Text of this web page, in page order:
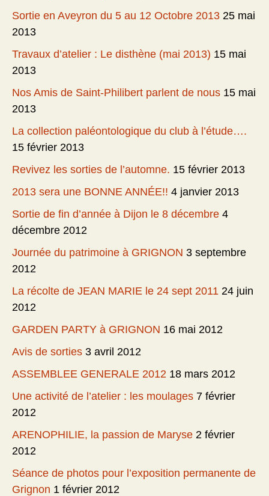
Sortie en Aveyron du 5 au 12 Octobre 2013 25 mai
2013
Travaux d’atelier : Le disthène (mai 2013) 15 mai
2013
Nos Amis de Saint-Philibert parlent de nous 15 mai
2013
La collection paléontologique du club à l’étude….
15 février 2013
Revivez les sorties de l’automne. 15 février 2013
2013 sera une BONNE ANNÉE!! 4 janvier 2013
Sortie de fin d’année à Dijon le 8 décembre 4
décembre 2012
Journée du patrimoine à GRIGNON 3 septembre
2012
La récolte de JEAN MARIE le 24 sept 2011 24 juin
2012
GARDEN PARTY à GRIGNON 16 mai 2012
Avis de sorties 3 avril 2012
ASSEMBLEE GENERALE 2012 18 mars 2012
Une activité de l’atelier : les moulages 7 février
2012
ARENOPHILIE, la passion de Maryse 2 février
2012
Séance de photos pour l’exposition permanente de
Grignon 1 février 2012